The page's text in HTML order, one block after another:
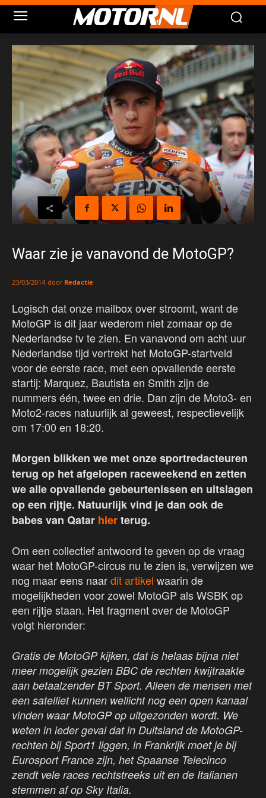
Waar zie je vanavond de MotoGP?
23/03/2014 door Redactie
Logisch dat onze mailbox over stroomt, want de
MotoGP is dit jaar wederom niet zomaar op de
Nederlandse tv te zien. En vanavond om acht uur
Nederlandse tijd vertrekt het MotoGP-startveld
voor de eerste race, met een opvallende eerste
startij: Marquez, Bautista en Smith zijn de
nummers één, twee en drie. Dan zijn de Moto3- en
Moto2-races natuurlijk al geweest, respectievelijk
om 17:00 en 18:20.
Morgen blikken we met onze sportredacteuren
terug op het afgelopen raceweekend en zetten
we alle opvallende gebeurtenissen en uitslagen
op een rijtje. Natuurlijk vind je dan ook de
babes van Qatar hierterug.
Om een collectief antwoord te geven op de vraag
waar het MotoGP-circus nu te zien is, verwijzen we
nog maar eens naardit artikel waarin de
mogelijkheden voor zowel MotoGP als WSBK op
een rijtje staan. Het fragment over de MotoGP
volgt hieronder:
Gratis de MotoGP kijken, dat is helaas bijna niet
meer mogelijk gezien BBC de rechten kwijtraakte
aan betaalzender BT Sport. Alleen de mensen met
een satelliet kunnen wellicht nog een open kanaal
vinden waar MotoGP op uitgezonden wordt. We
weten in ieder geval dat in Duitsland de MotoGP-
rechten bij Sport1 liggen, in Frankrijk moet je bij
Eurosport France zijn, het Spaanse Telecinco
zendt vele races rechtstreeks uit en de Italianen
stemmen af op Sky Italia.